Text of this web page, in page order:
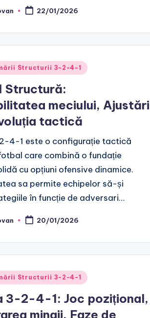
22/01/2026
Structurii 3-2-4-1
meciului, Ajustări
tactică
4-1 este o configurație tactică
care combină o fundație
cu opțiuni ofensive dinamice.
sa permite echipelor să-și
în funcție de adversari…
20/01/2026
Structurii 3-2-4-1
3-2-4-1: Joc pozițional,
mingii, Faze de